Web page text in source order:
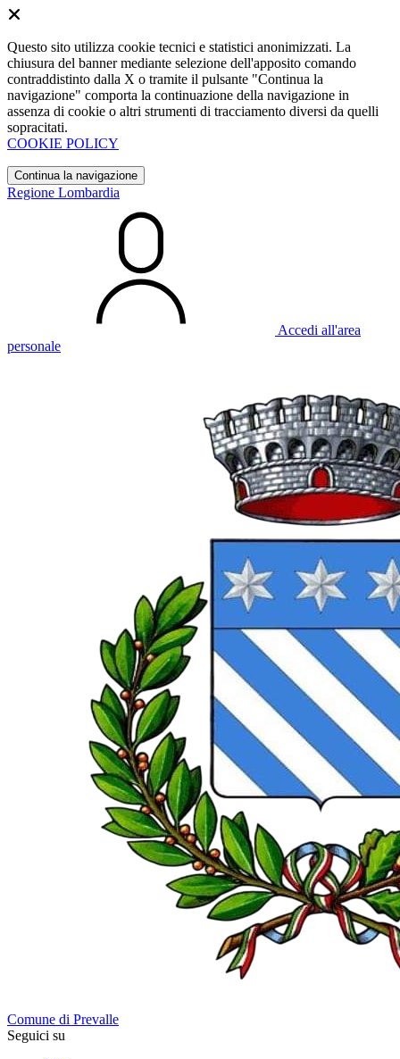
Questo sito utilizza cookie tecnici e statistici anonimizzati. La
chiusura del banner mediante selezione dell'apposito comando
contraddistinto dalla X o tramite il pulsante "Continua la
navigazione" comporta la continuazione della navigazione in
assenza di cookie o altri strumenti di tracciamento diversi da quelli
sopracitati.
COOKIE POLICY
Continua la navigazione
Regione Lombardia
Accedi all'area
personale
Comune di Prevalle
Seguici su